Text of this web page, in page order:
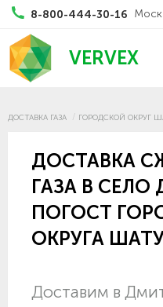
8-800-444-30-16
VERVEX
ДОСТАВКА ГАЗА ГОРОДСКОЙ ОКРУГ
ДОСТАВКА
ГАЗА В
ПОГОСТ
ОКРУГА
Доставим в